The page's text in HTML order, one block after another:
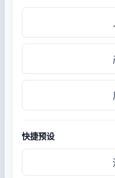
快捷预设